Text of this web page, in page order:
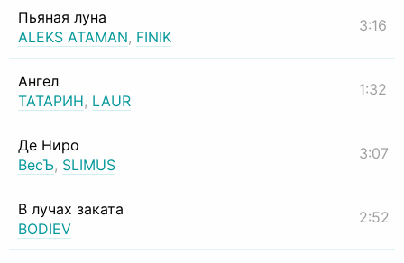
Пьяная луна
ALEKS ATAMAN, FINIK
3:16
Ангел
ТАТАРИН, LAUR
1:32
Де Ниро
ВесЪ, SLIMUS
3:07
В лучах заката
BODIEV
2:52